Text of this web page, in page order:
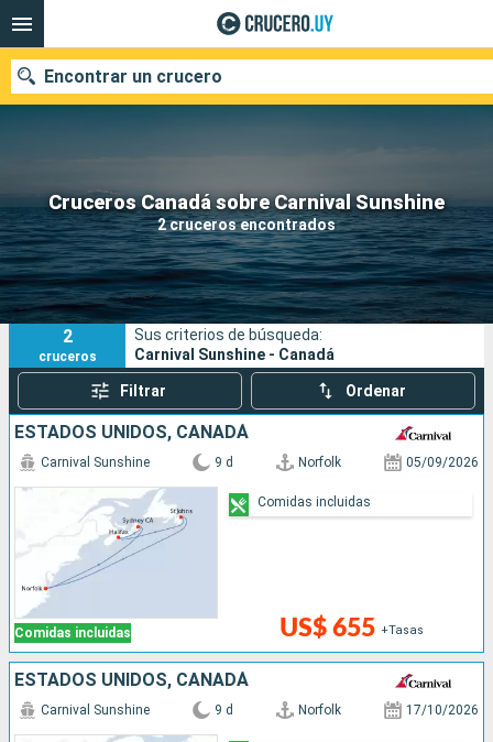
Cruceros Canadá sobre Carnival Sunshine
2 cruceros encontrados
Encontrar un crucero
Nuestros destinos
Fecha de salida
Puertos Compañías
Buscar
2
cruceros
Sus criterios de búsqueda:
Carnival Sunshine - Canadá
Filtrar Ordenar
ESTADOS UNIDOS, CANADÁ
Comidas incluidas
Carnival Sunshine 9 d Norfolk 05/09/2026
US$ 655 +Tasas
Comidas incluidas
ESTADOS UNIDOS, CANADÁ
Carnival Sunshine 9 d Norfolk 17/10/2026